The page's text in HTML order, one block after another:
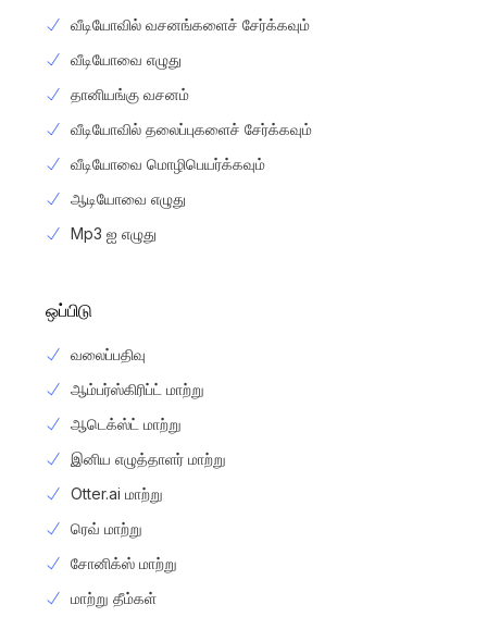
வீடியோவில் வசனங்களைச் சேர்க்கவும்
வீடியோவை எழுது
தானியங்கு வசனம்
வீடியோவில் தலைப்புகளைச் சேர்க்கவும்
வீடியோவை மொழிபெயர்க்கவும்
ஆடியோவை எழுது
Mp3 ஐ எழுது
ஒப்பிடு
வலைப்பதிவு
ஆம்பர்ஸ்கிரிப்ட் மாற்று
ஆடெக்ஸ்ட் மாற்று
இனிய எழுத்தாளர் மாற்று
Otter.ai மாற்று
ரெவ் மாற்று
சோனிக்ஸ் மாற்று
மாற்று தீம்கள்